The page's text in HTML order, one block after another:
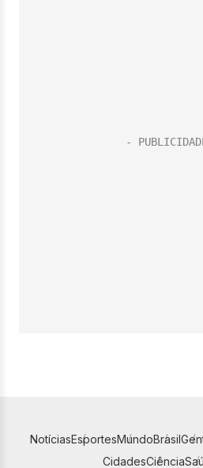
NotíciasEsportesMundoBrasil
CidadesCiência